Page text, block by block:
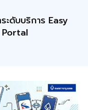
ดับบริการ Easy
Portal